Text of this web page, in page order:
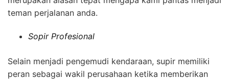
teman perjalanan anda.
Sopir Profesional
Selain menjadi pengemudi kendaraan, supir memiliki
peran sebagai wakil perusahaan ketika memberikan